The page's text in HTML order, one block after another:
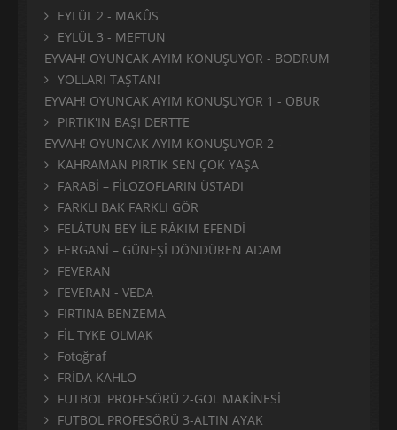
EYLÜL 2 - MAKÛS
EYLÜL 3 - MEFTUN
EYVAH! OYUNCAK AYIM KONUŞUYOR - BODRUM
YOLLARI TAŞTAN!
EYVAH! OYUNCAK AYIM KONUŞUYOR 1 - OBUR
PIRTIK'IN BAŞI DERTTE
EYVAH! OYUNCAK AYIM KONUŞUYOR 2 -
KAHRAMAN PIRTIK SEN ÇOK YAŞA
FARABİ – FİLOZOFLARIN ÜSTADI
FARKLI BAK FARKLI GÖR
FELÂTUN BEY İLE RÂKIM EFENDİ
FERGANİ – GÜNEŞİ DÖNDÜREN ADAM
FEVERAN
FEVERAN - VEDA
FIRTINA BENZEMA
FİL TYKE OLMAK
Fotoğraf
FRİDA KAHLO
FUTBOL PROFESÖRÜ 2-GOL MAKİNESİ
FUTBOL PROFESÖRÜ 3-ALTIN AYAK